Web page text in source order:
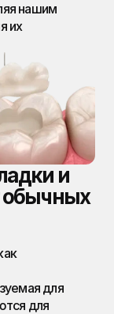
нашим
их
и
обычных
, также известные как
для
для